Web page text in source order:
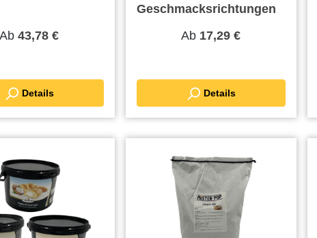
Ab 43,78 €
Details
Geschmacksrichtungen
Ab 17,29 €
Details